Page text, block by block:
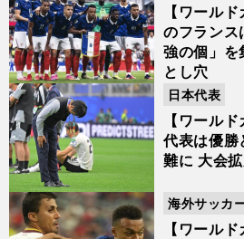
【ワール
のフランス
強の個」を
とし穴
【ワール
代表は優勝
難に 大会
日本代表
【ワール
海外サッカ